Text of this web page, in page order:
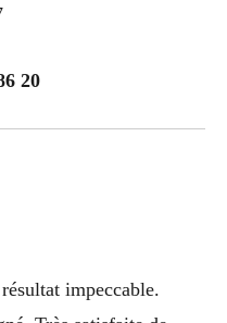
20
impeccable.